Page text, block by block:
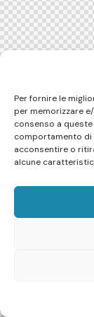
Per fornire le
per memorizzare
consenso a
comportamento di
acconsentire o
alcune